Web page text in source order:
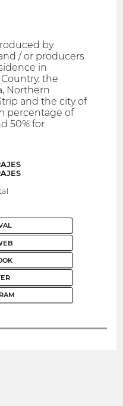
by
/ or producers
in
the
Northern
and the city of
percentage of
50% for